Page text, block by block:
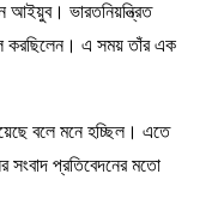
আইয়ুব। ভারতনিয়ন্ত্রিত
করছিলেন। এ সময় তাঁর এক
বলে মনে হচ্ছিল। এতে
সংবাদ প্রতিবেদনের মতো